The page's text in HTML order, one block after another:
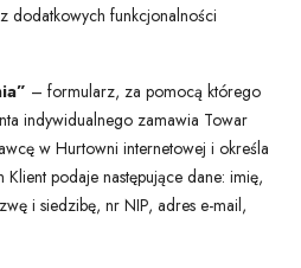
dodatkowych funkcjonalności
– formularz, za pomocą którego
indywidualnego zamawia Towar
w Hurtowni internetowej i określa
Klient podaje następujące dane: imię,
i siedzibę, nr NIP, adres e-mail,